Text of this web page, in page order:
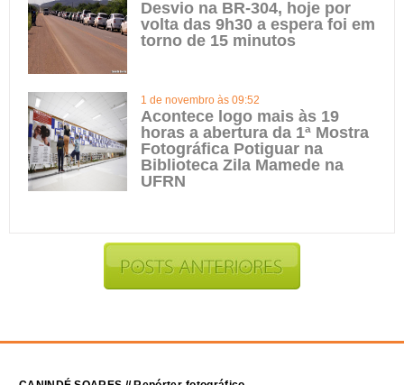
Desvio na BR-304, hoje por
volta das 9h30 a espera foi em
torno de 15 minutos
1 de novembro às 09:52
Acontece logo mais às 19
horas a abertura da 1ª Mostra
Fotográfica Potiguar na
Biblioteca Zila Mamede na
UFRN